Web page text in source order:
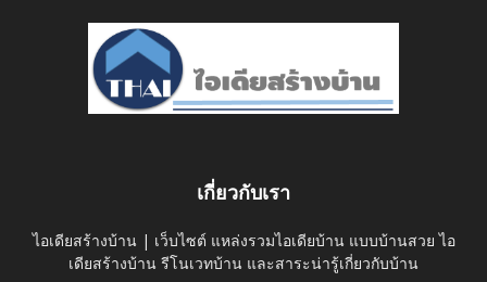
เกี่ยวกับเรา
ไอเดียสร้างบ้าน | เว็บไซต์ แหล่งรวมไอเดียบ้าน แบบบ้านสวย ไอ
เดียสร้างบ้าน รีโนเวทบ้าน และสาระน่ารู้เกี่ยวกับบ้าน